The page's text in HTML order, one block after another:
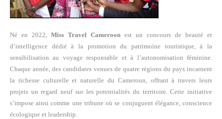
Né en 2022, Miss Travel Cameroon est un concours de beauté et
d’intelligence dédié à la promotion du patrimoine touristique, à la
sensibilisation au voyage responsable et à l’autonomisation féminine.
Chaque année, des candidates venues de quatre régions du pays incarnent
la richesse culturelle et naturelle du Cameroun, offrant à travers leurs
projets un regard neuf sur les potentialités du territoire. Cette initiative
s’impose ainsi comme une tribune où se conjuguent élégance, conscience
écologique et leadership.